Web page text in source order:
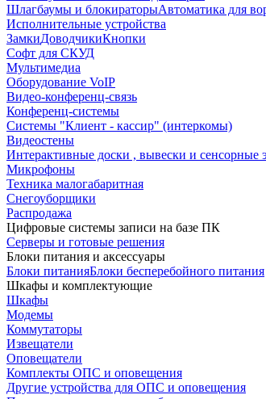
Шлагбаумы и блокираторыАвтоматика для
Исполнительные устройства
ЗамкиДоводчикиКнопки
Софт для СКУД
Мультимедиа
Оборудование VoIP
Видео-конференц-связь
Конференц-системы
Системы "Клиент - кассир" (интеркомы)
Видеостены
Интерактивные доски , вывески и сенсорные
Микрофоны
Техника малогабаритная
Снегоуборщики
Распродажа
Цифровые системы записи на базе ПК
Серверы и готовые решения
Блоки питания и аксессуары
Блоки питанияБлоки бесперебойного питания
Шкафы и комплектующие
Шкафы
Модемы
Коммутаторы
Извещатели
Оповещатели
Комплекты ОПС и оповещения
Другие устройства для ОПС и оповещения